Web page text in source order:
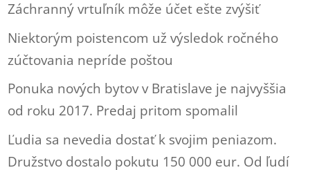
Záchranný vrtuľník môže účet ešte zvýšiť
Niektorým poistencom už výsledok ročného
zúčtovania nepríde poštou
Ponuka nových bytov v Bratislave je najvyššia
od roku 2017. Predaj pritom spomalil
Ľudia sa nevedia dostať k svojim peniazom.
Družstvo dostalo pokutu 150 000 eur. Od ľudí